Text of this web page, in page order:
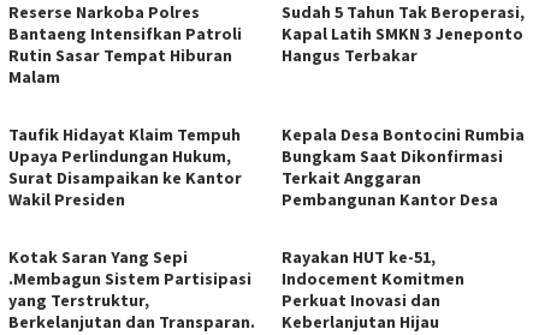
Reserse Narkoba Polres
Bantaeng Intensifkan Patroli
Rutin Sasar Tempat Hiburan
Malam
Sudah 5 Tahun Tak Beroperasi,
Kapal Latih SMKN 3 Jeneponto
Hangus Terbakar
Taufik Hidayat Klaim Tempuh
Upaya Perlindungan Hukum,
Surat Disampaikan ke Kantor
Wakil Presiden
Kepala Desa Bontocini Rumbia
Bungkam Saat Dikonfirmasi
Terkait Anggaran
Pembangunan Kantor Desa
Kotak Saran Yang Sepi
.Membagun Sistem Partisipasi
yang Terstruktur,
Berkelanjutan dan Transparan.
Rayakan HUT ke-51,
Indocement Komitmen
Perkuat Inovasi dan
Keberlanjutan Hijau